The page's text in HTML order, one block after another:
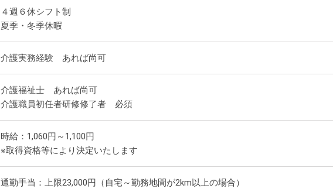
４週６休シフト制
夏季・冬季休暇
介護実務経験 あれば尚可
介護福祉士 あれば尚可
介護職員初任者研修修了者 必須
時給：1,060円～1,100円
※取得資格等により決定いたします
通勤手当：上限23,000円（自宅～勤務地間が2km以上の場合）